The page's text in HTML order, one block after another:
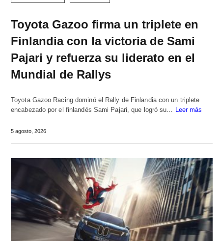
Toyota Gazoo firma un triplete en
Finlandia con la victoria de Sami
Pajari y refuerza su liderato en el
Mundial de Rallys
Toyota Gazoo Racing dominó el Rally de Finlandia con un triplete
encabezado por el finlandés Sami Pajari, que logró su…
Leer más
5 agosto, 2026